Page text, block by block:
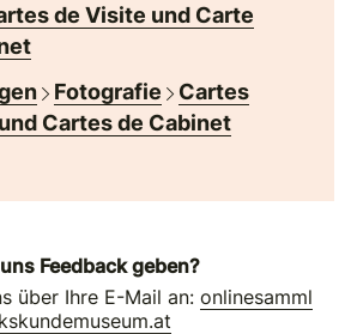
de Visite und Carte
Fotografie
Cartes
Cartes de Cabinet
Feedback geben?
über Ihre E-Mail an:onlinesamml